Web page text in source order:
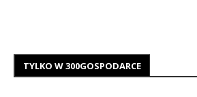
TYLKO W 300GOSPODARCE